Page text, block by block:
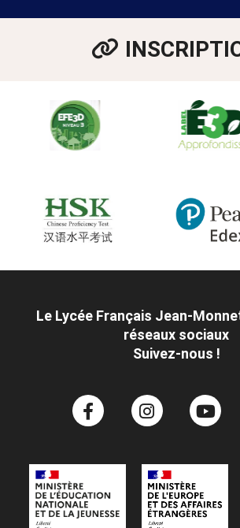
Le Lycée Français Jean-
réseaux sociaux
Suivez-nous !